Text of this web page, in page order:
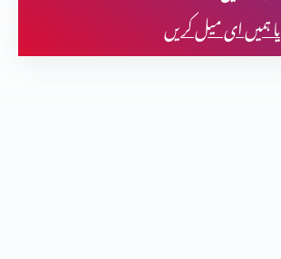
یا ہمیں ای میل کریں